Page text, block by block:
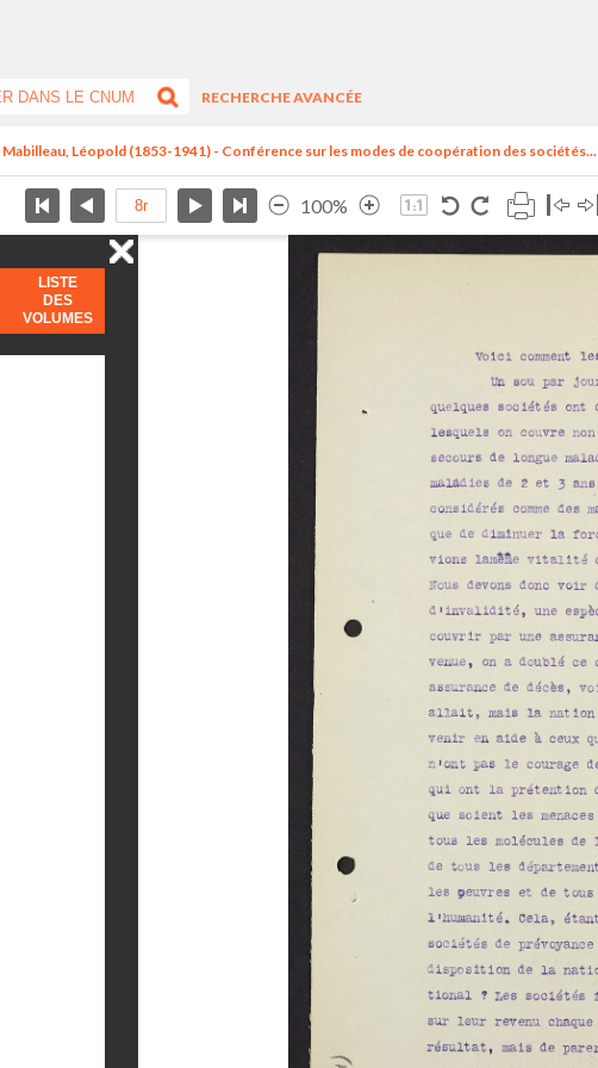
RECHERCHE AVANCÉE
Mabilleau, Léopold (1853-1941) - Conférence sur les modes de coopération des sociétés...
100%
LISTE
DES
VOLUMES